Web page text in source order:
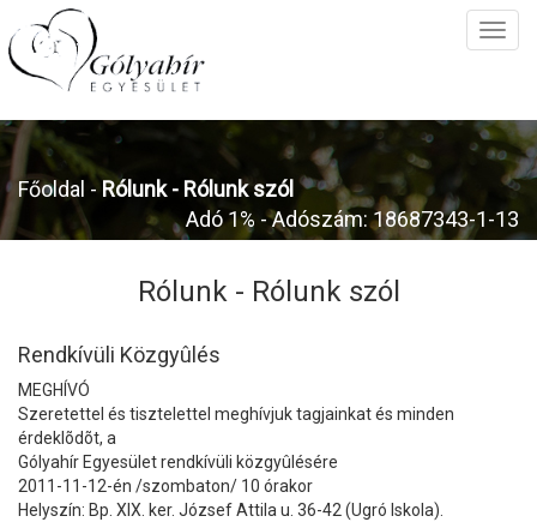
Főoldal -Rólunk - Rólunk szól
Adó 1% - Adószám: 18687343-1-13
Rólunk - Rólunk szól
Rendkívüli Közgyûlés
MEGHÍVÓ
Szeretettel és tisztelettel meghívjuk tagjainkat és minden
érdeklõdõt, a
Gólyahír Egyesület rendkívüli közgyûlésére
2011-11-12-én /szombaton/ 10 órakor
Helyszín: Bp. XIX. ker. József Attila u. 36-42 (Ugró Iskola).